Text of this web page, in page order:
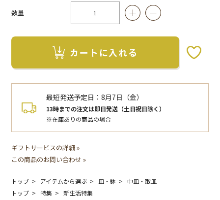
数量
カートに入れる
最短発送予定日：8月7日（金）
13時までの注文は即日発送（土日祝日除く）
※在庫ありの商品の場合
ギフトサービスの詳細 »
この商品のお問い合わせ »
トップ アイテムから選ぶ 皿・鉢
中皿・取皿
トップ
特集
新生活特集